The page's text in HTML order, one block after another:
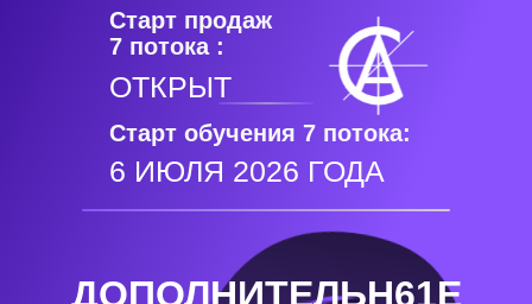
ОТКРЫТ
Старт продаж
7 потока :
6 ИЮЛЯ 2026 ГОДА
Старт обучения 7 потока:
ДОПОЛНИТЕЛЬН61Е